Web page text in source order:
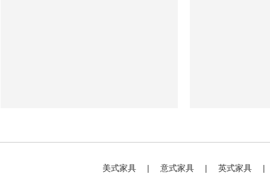
美式家具 | 意式家具 | 英式家具 |